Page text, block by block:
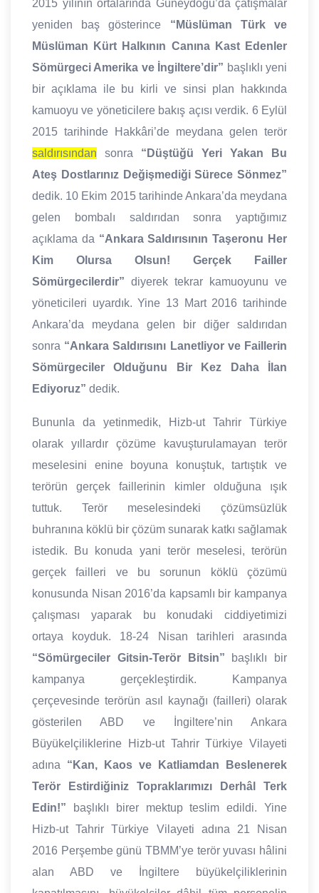
2015 yılının ortalarında Güneydoğu’da çatışmalar
yeniden baş gösterince “Müslüman Türk ve
Müslüman Kürt Halkının Canına Kast Edenler
Sömürgeci Amerika ve İngiltere’dir” başlıklı yeni
bir açıklama ile bu kirli ve sinsi plan hakkında
kamuoyu ve yöneticilere bakış açısı verdik. 6 Eylül
2015 tarihinde Hakkâri’de meydana gelen terör
saldırısından sonra “Düştüğü Yeri Yakan Bu
Ateş Dostlarınız Değişmediği Sürece Sönmez”
dedik. 10 Ekim 2015 tarihinde Ankara’da meydana
gelen bombalı saldırıdan sonra yaptığımız
açıklama da “Ankara Saldırısının Taşeronu Her
Kim Olursa Olsun! Gerçek Failler
Sömürgecilerdir” diyerek tekrar kamuoyunu ve
yöneticileri uyardık. Yine 13 Mart 2016 tarihinde
Ankara’da meydana gelen bir diğer saldırıdan
sonra “Ankara Saldırısını Lanetliyor ve Faillerin
Sömürgeciler Olduğunu Bir Kez Daha İlan
Ediyoruz” dedik.
Bununla da yetinmedik, Hizb-ut Tahrir Türkiye
olarak yıllardır çözüme kavuşturulamayan terör
meselesini enine boyuna konuştuk, tartıştık ve
terörün gerçek faillerinin kimler olduğuna ışık
tuttuk. Terör meselesindeki çözümsüzlük
buhranına köklü bir çözüm sunarak katkı sağlamak
istedik. Bu konuda yani terör meselesi, terörün
gerçek failleri ve bu sorunun köklü çözümü
konusunda Nisan 2016’da kapsamlı bir kampanya
çalışması yaparak bu konudaki ciddiyetimizi
ortaya koyduk. 18-24 Nisan tarihleri arasında
“Sömürgeciler Gitsin-Terör Bitsin” başlıklı bir
kampanya gerçekleştirdik. Kampanya
çerçevesinde terörün asıl kaynağı (failleri) olarak
gösterilen ABD ve İngiltere’nin Ankara
Büyükelçiliklerine Hizb-ut Tahrir Türkiye Vilayeti
adına “Kan, Kaos ve Katliamdan Beslenerek
Terör Estirdiğiniz Topraklarımızı Derhâl Terk
Edin!” başlıklı birer mektup teslim edildi. Yine
Hizb-ut Tahrir Türkiye Vilayeti adına 21 Nisan
2016 Perşembe günü TBMM’ye terör yuvası hâlini
alan ABD ve İngiltere büyükelçiliklerinin